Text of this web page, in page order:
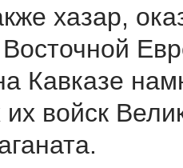
хазар,
Кавказе
войск